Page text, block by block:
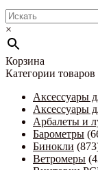
×
Корзина
Категории товаров
Аксессуары
Аксессуары
Арбалеты и
Барометры
Бинокли
Ветромеры